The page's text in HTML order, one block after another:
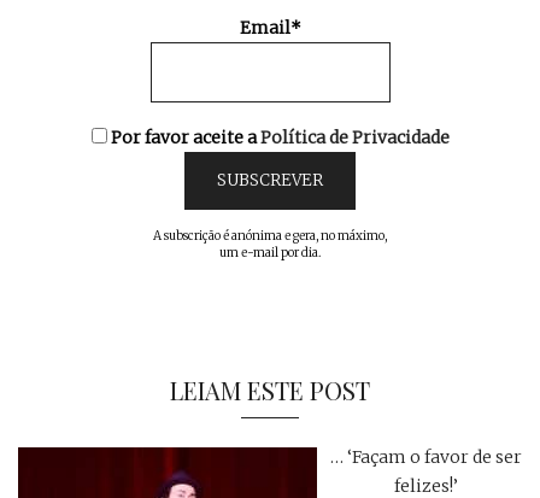
Email*
Por favor aceite aPolítica de Privacidade
A subscrição é anónima e gera, no máximo,
um e-mail por dia.
LEIAM ESTE POST
… ‘Façam o favor de ser
felizes!’